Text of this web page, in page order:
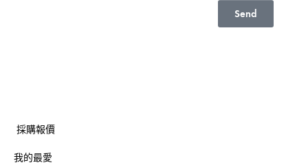
Send
採購報價
我的最愛